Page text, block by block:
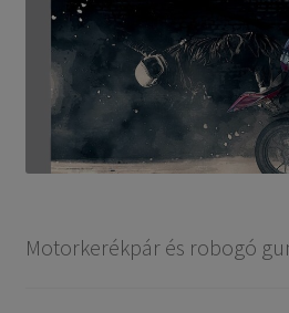
Motorkerékpár és robogó